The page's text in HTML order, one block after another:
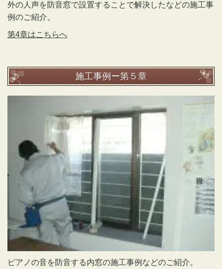
外の人声を防音窓で設置することで解決したなどの施工事
例のご紹介。
第4章はこちらへ
施工事例ー第５章
ピアノの音を防音する内窓の施工事例などのご紹介。